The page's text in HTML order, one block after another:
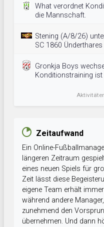
What verordnet
die Mannschaft.
Stening (A/8/26)
SC 1860
Gronkja Boys
Konditionstraining ist
Zeitaufwand
Ein Online-
längeren Zeitraum
eines neuen Spiels für
Zeit lässt diese
eigene Team erhält
während andere
zunehmend den
übernehmen. Und dann